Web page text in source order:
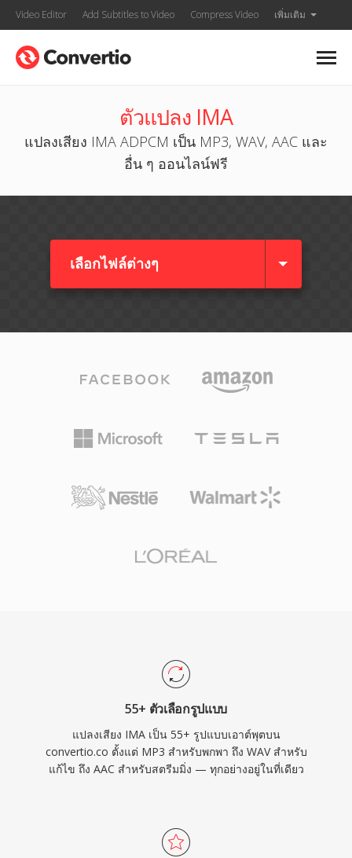
Video Editor Add Subtitles to Video Compress Video เพิ่มเติม
ตัวแปลง IMA
แปลงเสียง IMA ADPCM เป็น MP3, WAV, AAC และ
อื่น ๆ ออนไลน์ฟรี
เลือกไฟล์ต่างๆ​
55+ ตัวเลือกรูปแบบ
แปลงเสียง IMA เป็น 55+ รูปแบบเอาต์พุตบน
convertio.co ตั้งแต่ MP3 สำหรับพกพา ถึง WAV สำหรับ
แก้ไข ถึง AAC สำหรับสตรีมมิ่ง — ทุกอย่างอยู่ในที่เดียว